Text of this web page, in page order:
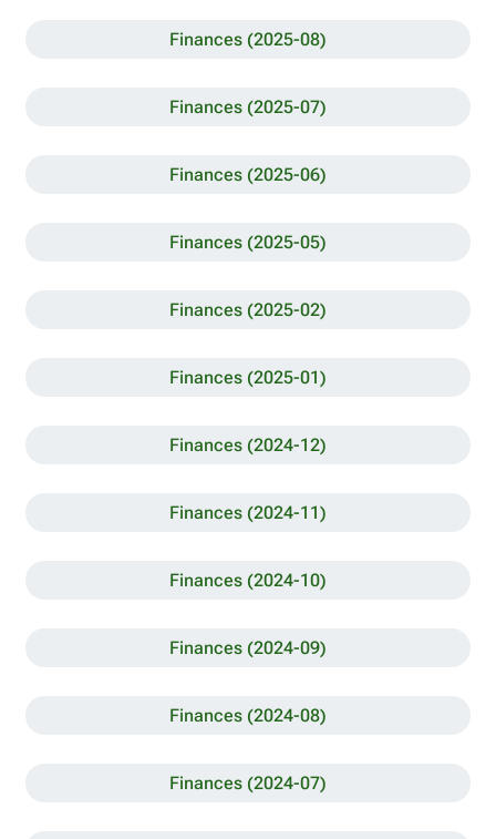
Finances (2025-08)
Finances (2025-07)
Finances (2025-06)
Finances (2025-05)
Finances (2025-02)
Finances (2025-01)
Finances (2024-12)
Finances (2024-11)
Finances (2024-10)
Finances (2024-09)
Finances (2024-08)
Finances (2024-07)